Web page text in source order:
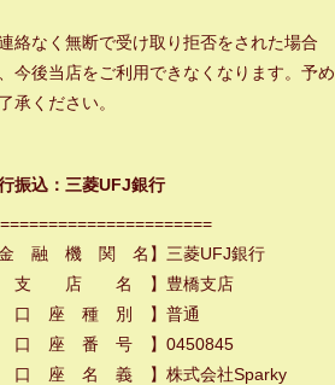
絡なく無断で受け取り拒否をされた場合
今後当店をご利用できなくなります。予め
承ください。
振込：三菱UFJ銀行
金 融 機 関 名】三菱UFJ銀行
支 店 名 】豊橋支店
口 座 種 別 】普通
口 座 番 号 】0450845
口 座 名 義 】株式会社Sparky